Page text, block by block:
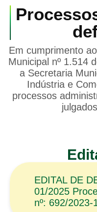
Em cumprimento
Municipal nº 1.514
a Secretaria
Indústria e
processos
EDITAL DE
01/2025
nº: 692/2023-